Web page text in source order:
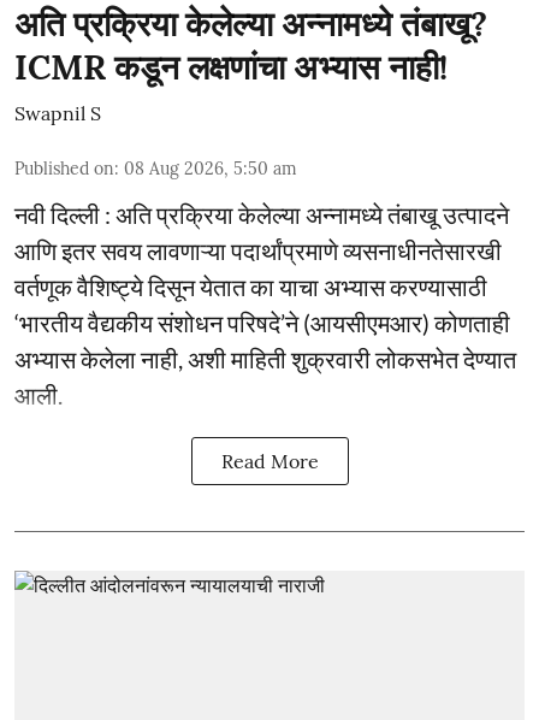
अति प्रक्रिया केलेल्या अन्नामध्ये तंबाखू?
ICMR कडून लक्षणांचा अभ्यास नाही!
Swapnil S
Published on: 08 Aug 2026, 5:50 am
नवी दिल्ली : अति प्रक्रिया केलेल्या अन्नामध्ये तंबाखू उत्पादने
आणि इतर सवय लावणाऱ्या पदार्थांप्रमाणे व्यसनाधीनतेसारखी
वर्तणूक वैशिष्ट्ये दिसून येतात का याचा अभ्यास करण्यासाठी
‘भारतीय वैद्यकीय संशोधन परिषदे’ने (आयसीएमआर) कोणताही
अभ्यास केलेला नाही, अशी माहिती शुक्रवारी लोकसभेत देण्यात
आली.
Read More